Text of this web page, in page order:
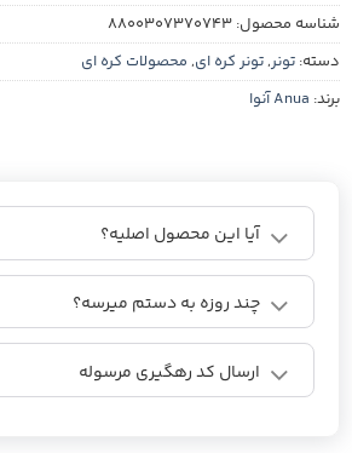
شناسه محصول: 8800307370743
دسته: تونر,تونر کره ای, محصولات کره ای
برند: Anua آنوا
آیا این محصول اصلیه؟
چند روزه به دستم میرسه؟
ارسال کد رهگیری مرسوله